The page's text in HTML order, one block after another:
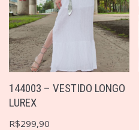
144003 – VESTIDO LONGO
LUREX
R$299,90